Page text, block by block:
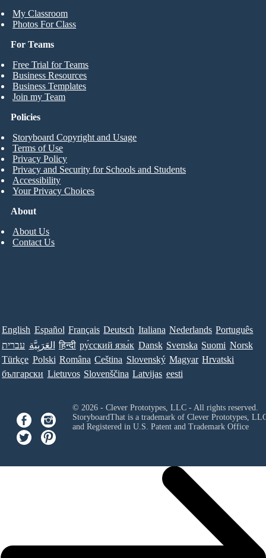
My Classroom
Photos For Class
For Teams
Free Trial for Teams
Business Resources
Business Templates
Join my Team
About
About Us
Contact Us
Policies
Storyboard Copyright and Usage
Terms of Use
Privacy Policy
Privacy and Security for Schools and Students
Accessibility
Your Privacy Choices
English Español Français Deutsch Italiana Nederlands Português
עברית العَرَبِيَّة हिन्दी ру́сский язы́к Dansk Svenska Suomi Norsk
Türkçe Polski Româna Ceština Slovenský Magyar Hrvatski
български Lietuvos Slovenščina Latvijas eesti
© 2026 - Clever Prototypes, LLC - All rights reserved.
StoryboardThat is a trademark of Clever Prototypes,
and Registered in U.S. Patent and Trademark Office